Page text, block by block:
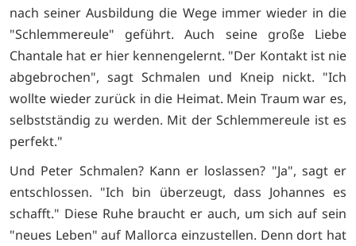
nach seiner Ausbildung die Wege immer wieder in die
"Schlemmereule" geführt. Auch seine große Liebe
Chantale hat er hier kennengelernt. "Der Kontakt ist nie
abgebrochen", sagt Schmalen und Kneip nickt. "Ich
wollte wieder zurück in die Heimat. Mein Traum war es,
selbstständig zu werden. Mit der Schlemmereule ist es
perfekt."
Und Peter Schmalen? Kann er loslassen? "Ja", sagt er
entschlossen. "Ich bin überzeugt, dass Johannes es
schafft." Diese Ruhe braucht er auch, um sich auf sein
"neues Leben" auf Mallorca einzustellen. Denn dort hat